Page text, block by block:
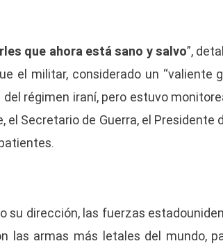
que ahora está sano y salvo”,
el militar, considerado un “valiente
régimen iraní, pero estuvo
el Secretario de Guerra, el Presidente
su dirección, las fuerzas
las armas más letales del mundo,